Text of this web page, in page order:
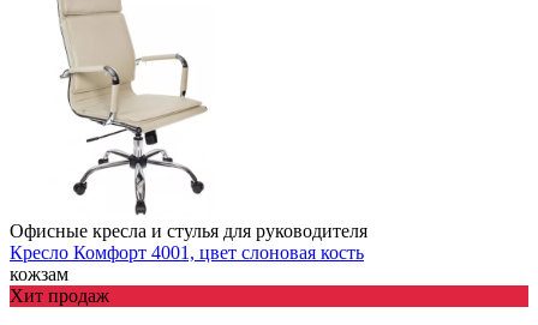
Офисные кресла и стулья для руководителя
Кресло Комфорт 4001, цвет слоновая кость
кожзам
Хит продаж